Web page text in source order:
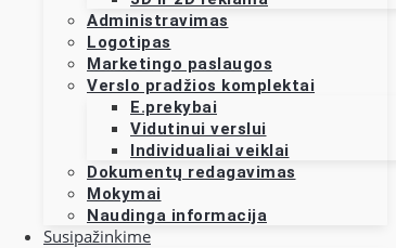
Administravimas
Logotipas
Marketingo paslaugos
Verslo pradžios komplektai
E.prekybai
Vidutinui verslui
Individualiai veiklai
Dokumentų redagavimas
Mokymai
Naudinga informacija
Susipažinkime